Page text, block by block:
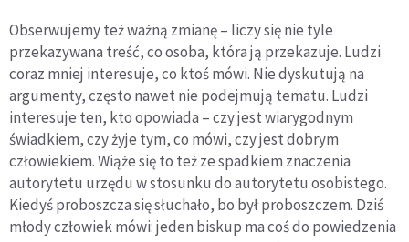
Obserwujemy też ważną zmianę – liczy się nie tyle
przekazywana treść, co osoba, która ją przekazuje. Ludzi
coraz mniej interesuje, co ktoś mówi. Nie dyskutują na
argumenty, często nawet nie podejmują tematu. Ludzi
interesuje ten, kto opowiada – czy jest wiarygodnym
świadkiem, czy żyje tym, co mówi, czy jest dobrym
człowiekiem. Wiąże się to też ze spadkiem znaczenia
autorytetu urzędu w stosunku do autorytetu osobistego.
Kiedyś proboszcza się słuchało, bo był proboszczem. Dziś
młody człowiek mówi: jeden biskup ma coś do powiedzenia